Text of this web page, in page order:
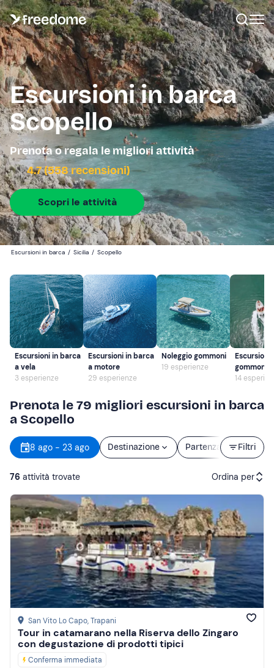
Escursioni in barca
Scopello
Prenota o regala le migliori attività
4.7 (558 recensioni)
Scopri le attività
Escursioni in barca / Sicilia / Scopello
Escursioni in barca
a vela
3 esperienze
Escursioni in barca
a motore
29 esperienze
Noleggio gommoni
19 esperienze
Escursioni
gommone
14
Prenota le 79 migliori escursioni in barca
a Scopello
Filtri
8 ago - 23 ago Destinazione Partenza Durata
76 attività trovate Ordina per
Attività consigliate
Prezzo (crescente)
Prezzo (decrescente)
Recensioni
San Vito Lo Capo, Trapani
Tour in catamarano nella Riserva dello Zingaro
con degustazione di prodotti tipici
Conferma immediata